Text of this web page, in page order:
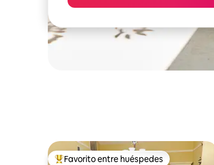
Favorito entre huéspedes